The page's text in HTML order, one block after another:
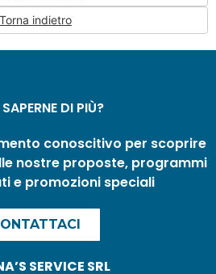
Torna indietro
DI PIÙ?
conoscitivo per scoprire
nostre proposte, programmi
e promozioni speciali
SERVICE SRL